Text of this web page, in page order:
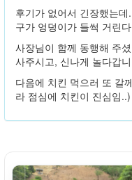
후기가 없어서 긴장했는
구가 엉덩이가 들썩 거린
사장님이 함께 동행해 주
사주시고, 신나게 놀다갑
다음에 치킨 먹으러 또 갈
라 점심에 치킨이 진심임..)